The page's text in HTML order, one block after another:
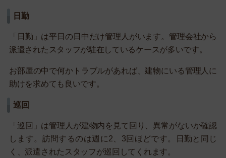
日勤
「日勤」は平日の日中だけ管理人がいます。管理会社から
派遣されたスタッフが駐在しているケースが多いです。
お部屋の中で何かトラブルがあれば、建物にいる管理人に
助けを求めても良いです。
巡回
「巡回」は管理人が建物内を見て回り、異常がないか確認
します。訪問するのは週に2、3回ほどです。日勤と同じ
く、派遣されたスタッフが巡回してくれます。